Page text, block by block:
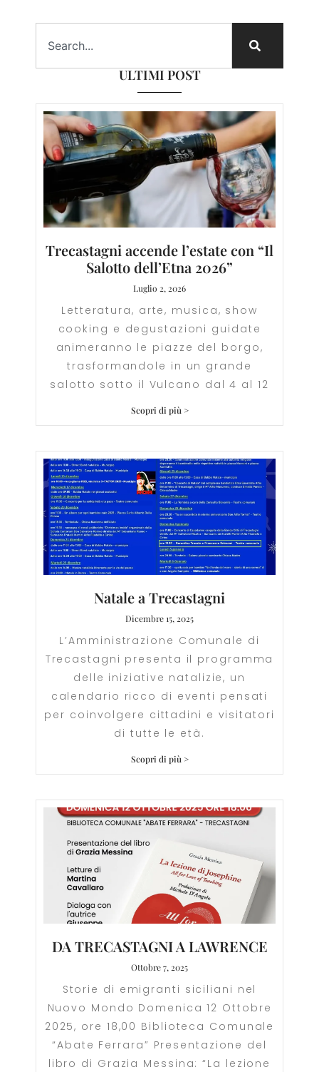
ULTIMI POST
Trecastagni accende l’estate con “Il
Salotto dell’Etna 2026”
Luglio 2, 2026
Letteratura, arte, musica, show
cooking e degustazioni guidate
animeranno le piazze del borgo,
trasformandole in un grande
salotto sotto il Vulcano dal 4 al 12
Scopri di più >
Natale a Trecastagni
Dicembre 15, 2025
L’Amministrazione Comunale di
Trecastagni presenta il programma
delle iniziative natalizie, un
calendario ricco di eventi pensati
per coinvolgere cittadini e visitatori
di tutte le età.
Scopri di più >
DA TRECASTAGNI A LAWRENCE
Ottobre 7, 2025
Storie di emigranti siciliani nel
Nuovo Mondo Domenica 12 Ottobre
2025, ore 18,00 Biblioteca Comunale
“Abate Ferrara” Presentazione del
libro di Grazia Messina: “La lezione